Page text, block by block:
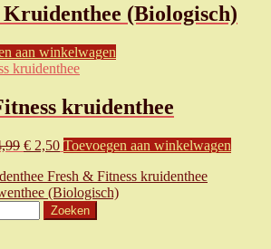
(Biologisch)
aan winkelwagen
kruidenthee
Oorspronkelijke
was:
€ 4,99.
€ 2,50Huidige
is:
€ 2,50.
Toevoegen aan winkelwagen
Fresh & Fitness kruidenthee
(Biologisch)